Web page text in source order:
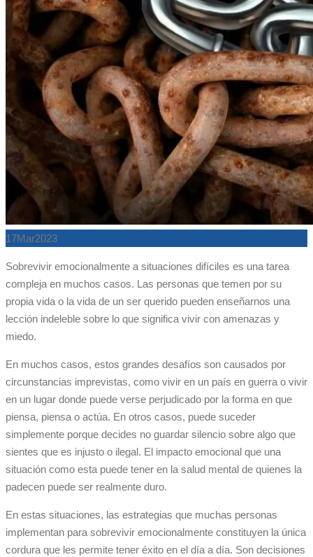
17Mar2023
Sobrevivir emocionalmente a situaciones difíciles es una tarea
compleja en muchos casos. Las personas que temen por su
propia vida o la vida de un ser querido pueden enseñarnos una
lección indeleble sobre lo que significa vivir con amenazas y
miedo.
En muchos casos, estos grandes desafíos son causados ​​por
circunstancias imprevistas, como vivir en un país en guerra o vivir
en un lugar donde puede verse perjudicado por la forma en que
piensa, piensa o actúa. En otros casos, puede suceder
simplemente porque decides no guardar silencio sobre algo que
sientes que es injusto o ilegal. El impacto emocional que una
situación como esta puede tener en la salud mental de quienes la
padecen puede ser realmente duro.
En estas situaciones, las estrategias que muchas personas
implementan para sobrevivir emocionalmente constituyen la única
cordura que les permite tener éxito en el día a día. Son decisiones